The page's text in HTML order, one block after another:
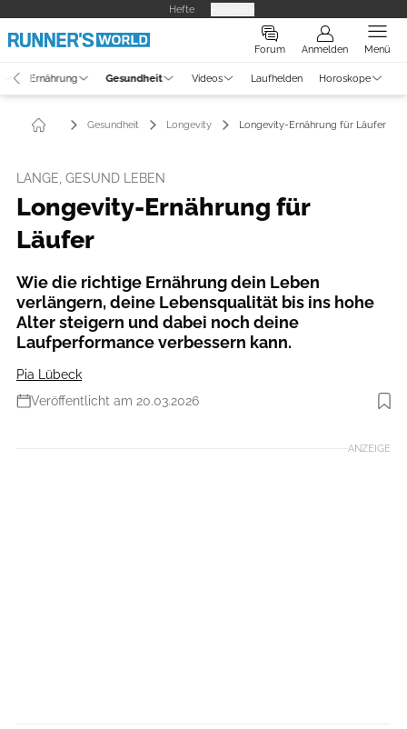
Hefte
Forum Anmelden Menü
Ernährung Gesundheit Videos Laufhelden Horoskope
Gesundheit Longevity Longevity-Ernährung für Läufer
LANGE, GESUND LEBEN
Longevity-Ernährung für
Läufer
Wie die richtige Ernährung dein Leben
verlängern, deine Lebensqualität bis ins hohe
Alter steigern und dabei noch deine
Laufperformance verbessern kann.
Pia Lübeck
Veröffentlicht am 20.03.2026
Foto: Getty Images
ANZEIGE